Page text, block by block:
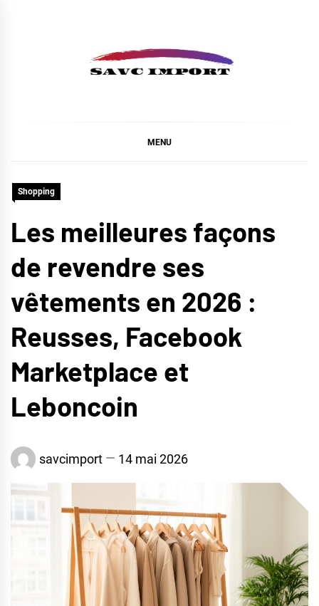
MENU
Shopping
Les meilleures façons
de revendre ses
vêtements en 2026 :
Reusses, Facebook
Marketplace et
Leboncoin
savcimport 14 mai 2026